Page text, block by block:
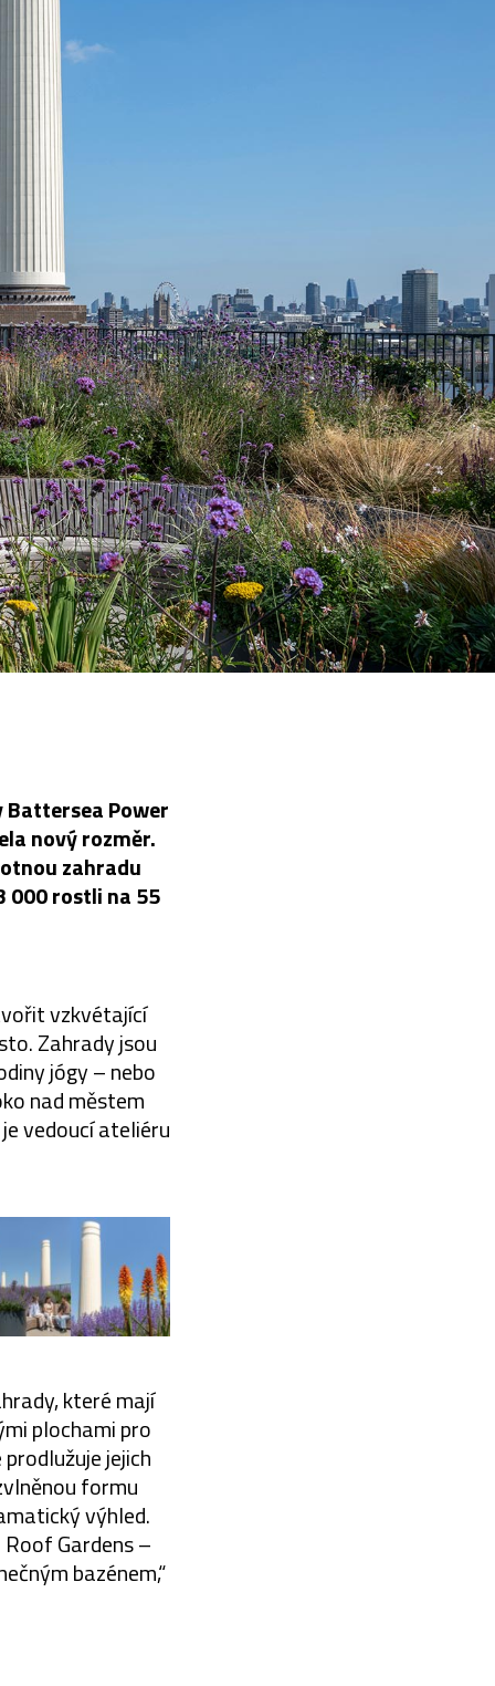
Power
nový rozměr.
zahradu
000 rostli na 55
vzkvétající
Zahrady jsou
jógy – nebo
nad městem
vedoucí ateliéru
které mají
plochami pro
jejich
formu
výhled.
Gardens –
bazénem,“